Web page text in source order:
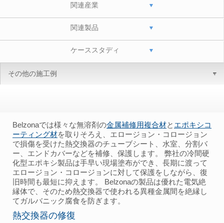
関連産業
関連製品
ケーススタディ
その他の施工例
Belzonaでは様々な無溶剤の金属補修用複合材と エポキシコ
ーティング材を取りそろえ、エロージョン・コロージョン
で損傷を受けた熱交換器のチューブシート、水室、分割バ
ー、エンドカバーなどを補修、保護します。 弊社の冷間硬
化型エポキシ製品は手早い現場塗布ができ、長期に渡って
エロージョン・コロージョンに対して保護をしながら、復
旧時間も最短に抑えます。 Belzonaの製品は優れた電気絶
縁体で、そのため熱交換器で使われる異種金属間を絶縁し
てガルバニック腐食を防ぎます。
熱交換器の修復